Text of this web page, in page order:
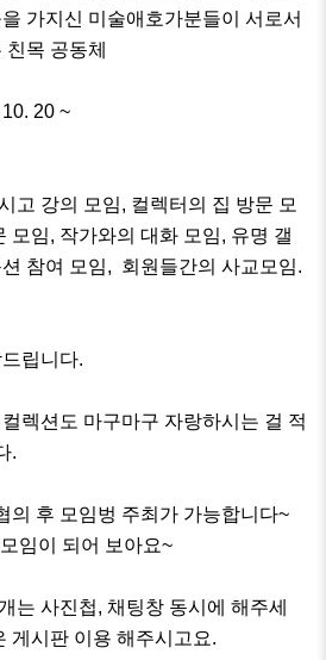
가지신 미술애호가분들이 서로서
목 공동체
20 ~
고 강의 모임, 컬렉터의 집 방문 모
모임, 작가와의 대화 모임, 유명 갤
참여 모임,  회원들간의 사교모임.
립니다.
렉션도 마구마구 자랑하시는 걸 적
.
의 후 모임벙 주최가 가능합니다~
임이 되어 보아요~
는 사진첩, 채팅창 동시에 해주세
게시판 이용 해주시고요.